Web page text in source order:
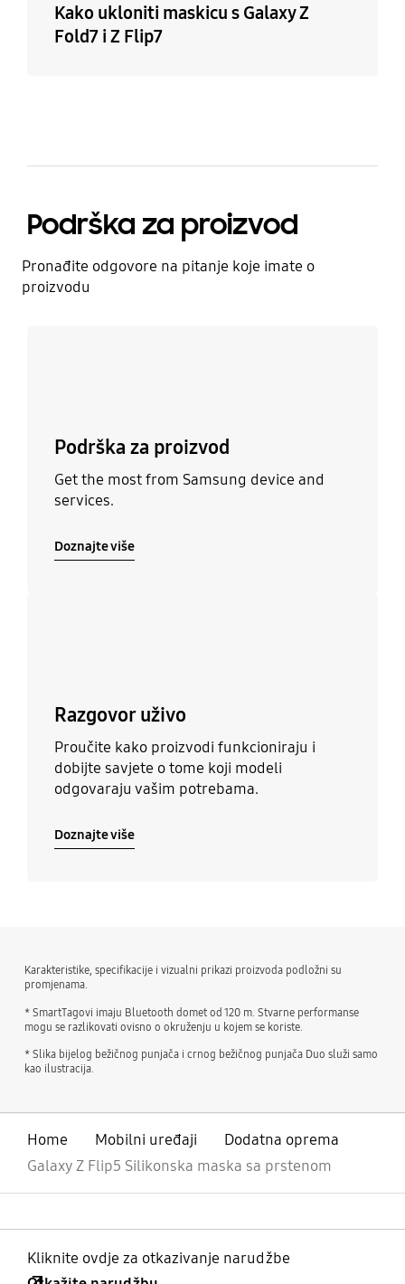
Kako ukloniti maskicu s Galaxy Z
Fold7 i Z Flip7
Podrška za proizvod
Pronađite odgovore na pitanje koje imate o
proizvodu
Podrška za proizvod
Get the most from Samsung device and
services.
Doznajte više
Razgovor uživo
Proučite kako proizvodi funkcioniraju i
dobijte savjete o tome koji modeli
odgovaraju vašim potrebama.
Doznajte više
Karakteristike, specifikacije i vizualni prikazi proizvoda podložni su
promjenama.
* SmartTagovi imaju Bluetooth domet od 120 m. Stvarne performanse
mogu se razlikovati ovisno o okruženju u kojem se koriste.
* Slika bijelog bežičnog punjača i crnog bežičnog punjača Duo služi samo
kao ilustracija.
Home Mobilni uređaji
Dodatna oprema
Galaxy Z Flip5 Silikonska maska sa prstenom
Kliknite ovdje za otkazivanje narudžbe